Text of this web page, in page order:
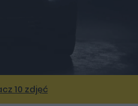
10 zdjęć